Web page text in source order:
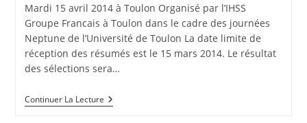
Mardi 15 avril 2014 à Toulon Organisé par l’IHSS
Groupe Francais à Toulon dans le cadre des journées
Neptune de l’Université de Toulon La date limite de
réception des résumés est le 15 mars 2014. Le résultat
des sélections sera…
Continuer La Lecture